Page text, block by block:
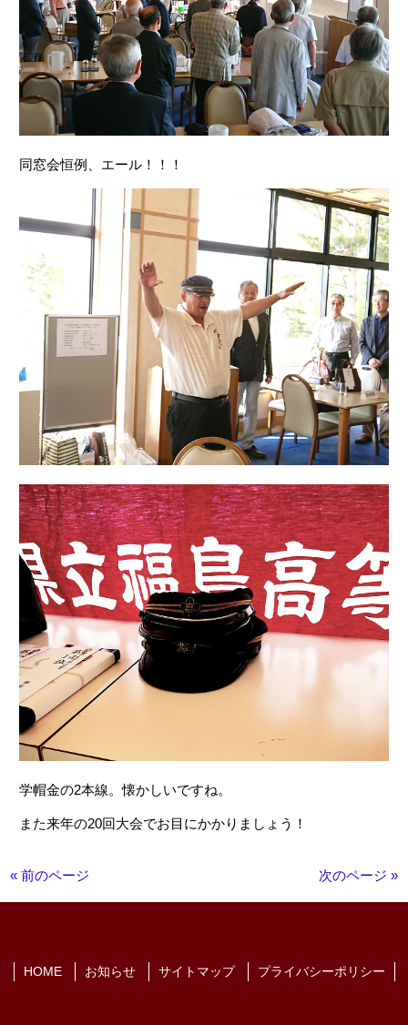
同窓会恒例、エール！！！
学帽金の2本線。懐かしいですね。
また来年の20回大会でお目にかかりましょう！
« 前のページ 次のページ »
HOME お知らせ サイトマップ プライバシーポリシー